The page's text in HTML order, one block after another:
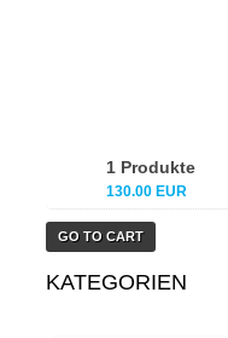
1 Produkte
130.00 EUR
GO TO CART
KATEGORIEN